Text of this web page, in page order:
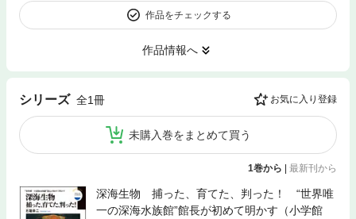
作品をチェックする
作品情報へ
シリーズ 全1冊 お気に入り登録
未購入巻をまとめて買う
1巻から | 最新刊から
深海生物 捕った、育てた、判った！ “世界唯
一の深海水族館”館長が初めて明かす（小学館